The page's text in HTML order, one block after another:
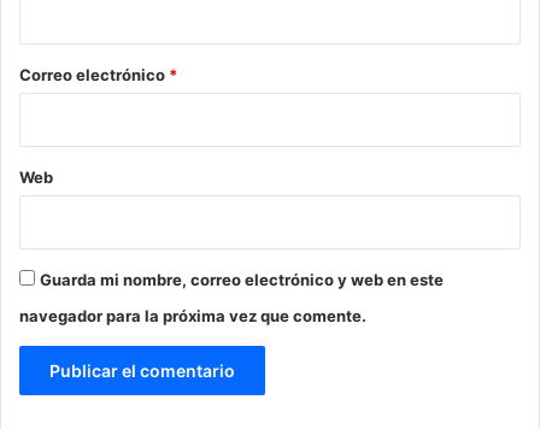
*
Correo electrónico *
Web
Guarda mi nombre, correo electrónico y web en este
navegador para la próxima vez que comente.